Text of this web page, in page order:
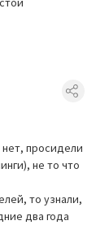
просидели
не то что
то узнали,
два года